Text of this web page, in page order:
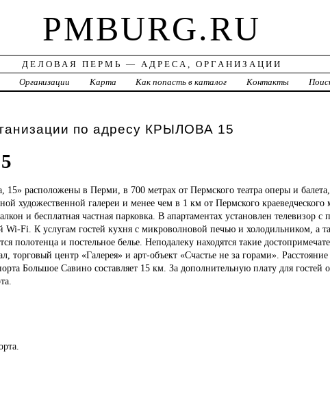
PMBURG.RU
ДЕЛОВАЯ ПЕРМЬ — АДРЕСА, ОРГАНИЗАЦИИ
Организации Карта Как попасть в каталог Контакты
по адресу КРЫЛОВА 15
15» расположены в Перми, в 700 метрах от Пермского театра оперы и
художественной галереи и менее чем в 1 км от Пермского краеведческого
и бесплатная частная парковка. В апартаментах установлен телевизор с
Wi-Fi. К услугам гостей кухня с микроволновой печью и холодильником, а
полотенца и постельное белье. Неподалеку находятся такие
торговый центр «Галерея» и арт-объект «Счастье не за горами». Расстояние
Большое Савино составляет 15 км. За дополнительную плату для гостей